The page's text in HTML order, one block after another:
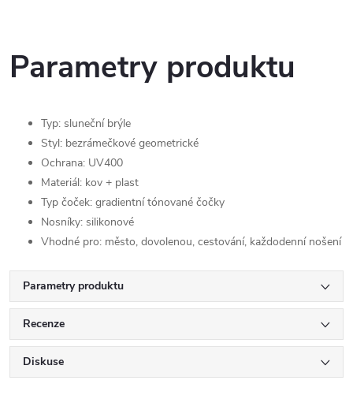
Parametry produktu
Typ: sluneční brýle
Styl: bezrámečkové geometrické
Ochrana: UV400
Materiál: kov + plast
Typ čoček: gradientní tónované čočky
Nosníky: silikonové
Vhodné pro: město, dovolenou, cestování, každodenní nošení
Parametry produktu
Recenze
Diskuse